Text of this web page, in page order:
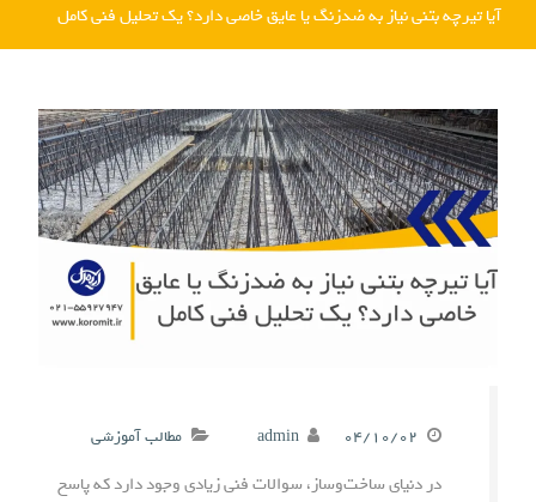
آیا تیرچه بتنی نیاز به ضدزنگ یا عایق خاصی دارد؟ یک تحلیل فنی کامل
۰۴/۱۰/۰۲ admin مطالب آموزشی
در دنیای ساخت‌وساز، سوالات فنی زیادی وجود دارد که پاسخ